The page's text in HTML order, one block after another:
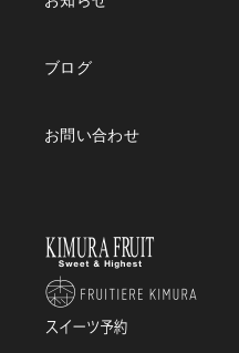
ブログ
お問い合わせ